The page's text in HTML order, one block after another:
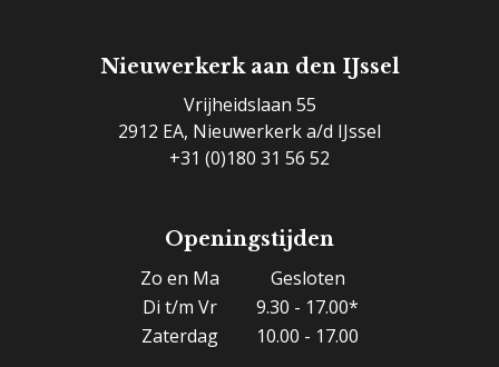
Nieuwerkerk aan den IJssel
Vrijheidslaan 55
2912 EA, Nieuwerkerk a/d IJssel
+31 (0)180 31 56 52
Openingstijden
Zo en Ma
Gesloten
Di t/m Vr
9.30 - 17.00*
Zaterdag
10.00 - 17.00